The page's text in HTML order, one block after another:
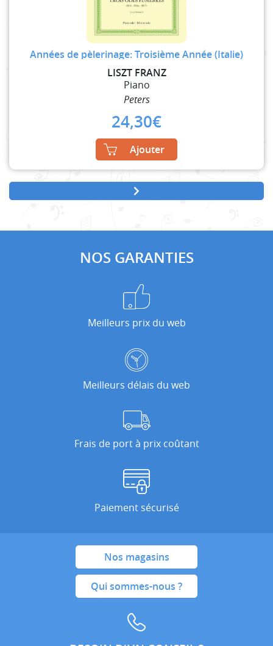
Années de pèlerinage: Troisième Année (Italie)
LISZT FRANZ
Piano
Peters
24,30€
Ajouter
NOS GARANTIES
Meilleurs prix du web
Meilleurs délais du web
Frais de port à prix coûtant
Paiement sécurisé
Nos magasins
Qui sommes-nous ?